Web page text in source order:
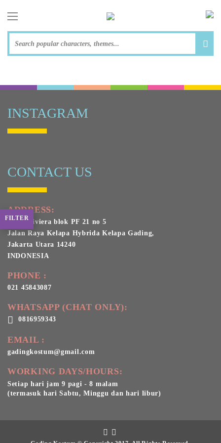
toggle navigation
FILTER
INSTAGRAM
CONTACT US
ADDRESS:
Ruko Riviera blok PF 21 no 5
Jalan Raya Kelapa Hybrida Kelapa Gading,
Jakarta Utara 14240
INDONESIA
PHONE :
021 45843087
WHATSAPP (CHAT ONLY):
0816959343
EMAIL :
gadingkostum@gmail.com
WORKING DAYS/HOURS:
Setiap hari jam 9 pagi - 8 malam
(termasuk hari Sabtu, Minggu dan hari libur)